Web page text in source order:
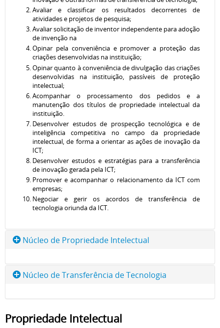
Avaliar e classificar os resultados decorrentes de
atividades e projetos de pesquisa;
Avaliar solicitação de inventor independente para adoção
de invenção na
Opinar pela conveniência e promover a proteção das
criações desenvolvidas na instituição;
Opinar quanto à conveniência de divulgação das criações
desenvolvidas na instituição, passíveis de proteção
intelectual;
Acompanhar o processamento dos pedidos e a
manutenção dos títulos de propriedade intelectual da
instituição.
Desenvolver estudos de prospecção tecnológica e de
inteligência competitiva no campo da propriedade
intelectual, de forma a orientar as ações de inovação da
ICT;
Desenvolver estudos e estratégias para a transferência
de inovação gerada pela ICT;
Promover e acompanhar o relacionamento da ICT com
empresas;
Negociar e gerir os acordos de transferência de
tecnologia oriunda da ICT.
Núcleo de Propriedade Intelectual
de invenção;
criações desenvolvidas na instituição;
desenvolvidas na instituição, passíveis de proteção
intelectual;
Núcleo de Transferência de Tecnologia
inovação, em especial, da inovação tecnológica;
Desenvolver estudos e estratégias para a transferência
Propriedade Intelectual